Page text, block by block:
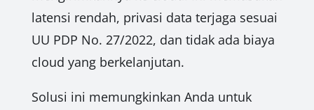
latensi rendah, privasi data terjaga sesuai
UU PDP No. 27/2022, dan tidak ada biaya
cloud yang berkelanjutan.
Solusi ini memungkinkan Anda untuk